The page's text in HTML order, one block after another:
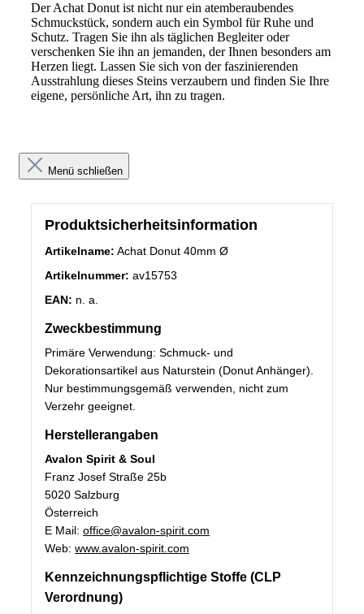
Der Achat Donut ist nicht nur ein atemberaubendes
Schmuckstück, sondern auch ein Symbol für Ruhe und
Schutz. Tragen Sie ihn als täglichen Begleiter oder
verschenken Sie ihn an jemanden, der Ihnen besonders am
Herzen liegt. Lassen Sie sich von der faszinierenden
Ausstrahlung dieses Steins verzaubern und finden Sie Ihre
eigene, persönliche Art, ihn zu tragen.
Menü schließen
Produktsicherheitsinformation
Artikelname: Achat Donut 40mm Ø
Artikelnummer: av15753
EAN: n. a.
Zweckbestimmung
Primäre Verwendung: Schmuck- und
Dekorationsartikel aus Naturstein (Donut Anhänger).
Nur bestimmungsgemäß verwenden, nicht zum
Verzehr geeignet.
Herstellerangaben
Avalon Spirit & Soul
Franz Josef Straße 25b
5020 Salzburg
Österreich
E Mail: office@avalon-spirit.com
Web: www.avalon-spirit.com
Kennzeichnungspflichtige Stoffe (CLP
Verordnung)